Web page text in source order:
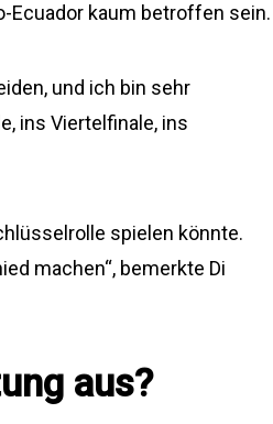
Ecuador kaum betroffen sein.
und ich bin sehr
ins Viertelfinale, ins
spielen könnte.
machen“, bemerkte Di
aus?